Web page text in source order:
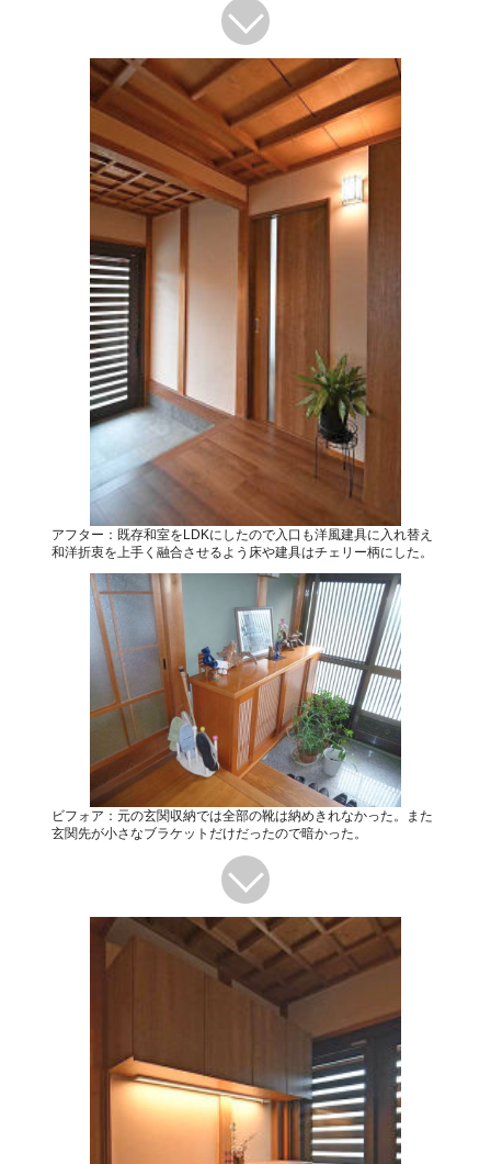
アフター：既存和室をLDKにしたので入口も洋風建具に入れ替え
和洋折衷を上手く融合させるよう床や建具はチェリー柄にした。
ビフォア：元の玄関収納では全部の靴は納めきれなかった。また
玄関先が小さなブラケットだけだったので暗かった。